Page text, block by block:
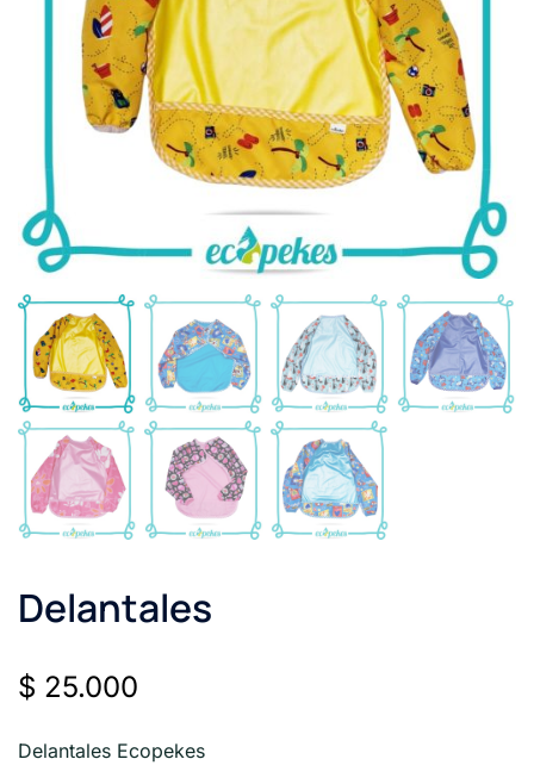
Delantales
$ 25.000
Delantales Ecopekes